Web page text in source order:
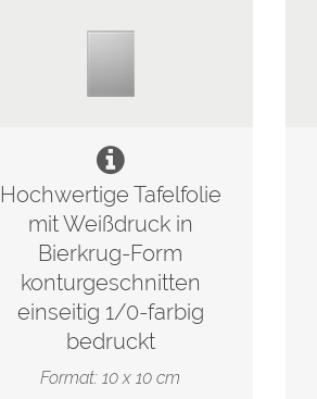
Hochwertige Tafelfolie
mit Weißdruck in
Bierkrug-Form
konturgeschnitten
einseitig 1/0-farbig
bedruckt
Format: 10 x 10 cm